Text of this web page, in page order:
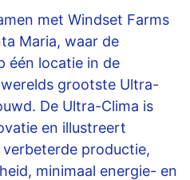
met Windset Farms
Maria, waar de
één locatie in de
grootste Ultra-
De Ultra-Clima is
en illustreert
productie,
minimaal energie- en